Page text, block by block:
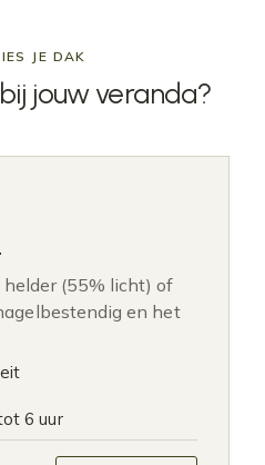
JE DAK
jouw veranda?
(55% licht) of
en het
6 uur